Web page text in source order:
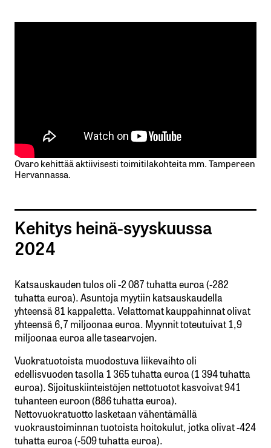
Ovaro kehittää aktiivisesti toimitilakohteita mm. Tampereen
Hervannassa.
Kehitys heinä-syyskuussa
2024
Katsauskauden tulos oli -2 087 tuhatta euroa (-282
tuhatta euroa). Asuntoja myytiin katsauskaudella
yhteensä 81 kappaletta. Velattomat kauppahinnat olivat
yhteensä 6,7 miljoonaa euroa. Myynnit toteutuivat 1,9
miljoonaa euroa alle tasearvojen.
Vuokratuotoista muodostuva liikevaihto oli
edellisvuoden tasolla 1 365 tuhatta euroa (1 394 tuhatta
euroa). Sijoituskiinteistöjen nettotuotot kasvoivat 941
tuhanteen euroon (886 tuhatta euroa).
Nettovuokratuotto lasketaan vähentämällä
vuokraustoiminnan tuotoista hoitokulut, jotka olivat -424
tuhatta euroa (-509 tuhatta euroa).